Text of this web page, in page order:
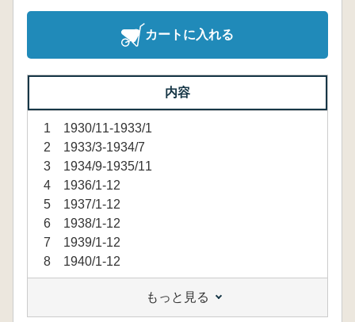
カートに入れる
内容
1 1930/11-1933/1
2 1933/3-1934/7
3 1934/9-1935/11
4 1936/1-12
5 1937/1-12
6 1938/1-12
7 1939/1-12
8 1940/1-12
もっと見る